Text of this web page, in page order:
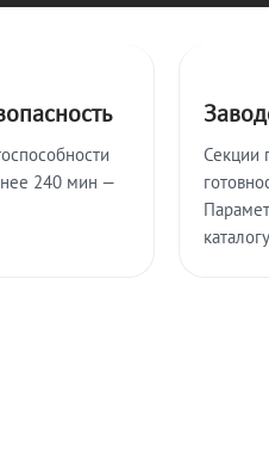
240 мин —
Секции